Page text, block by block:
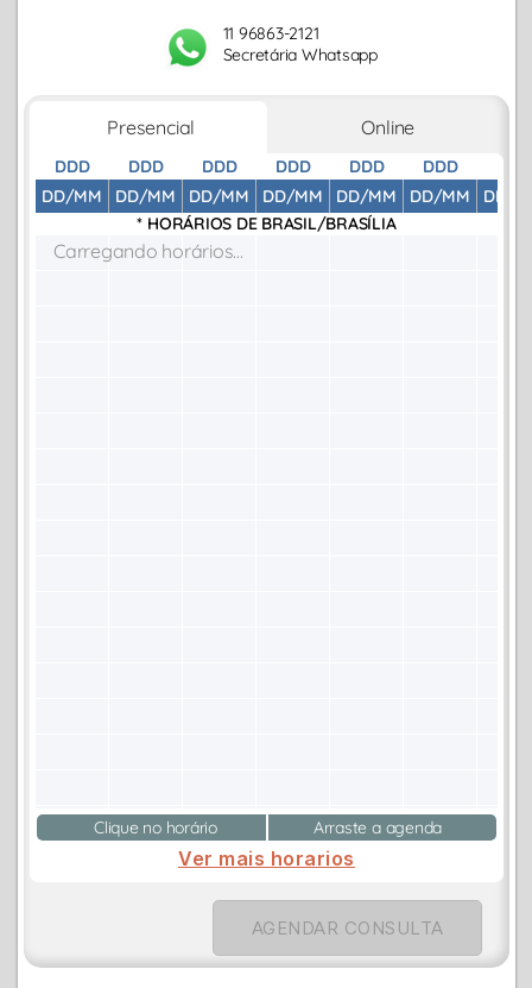
11 96863-2121
Secretária Whatsapp
Presencial Online
DDD
DD/MM
DDD
DD/MM
DDD
DD/MM
DDD
DD/MM
DDD
DD/MM
DDD
DD/MM
DD/
* HORÁRIOS DE BRASIL/BRASÍLIA
Carregando horários...
Clique no horário Arraste a agenda
Ver mais horarios
AGENDAR CONSULTA